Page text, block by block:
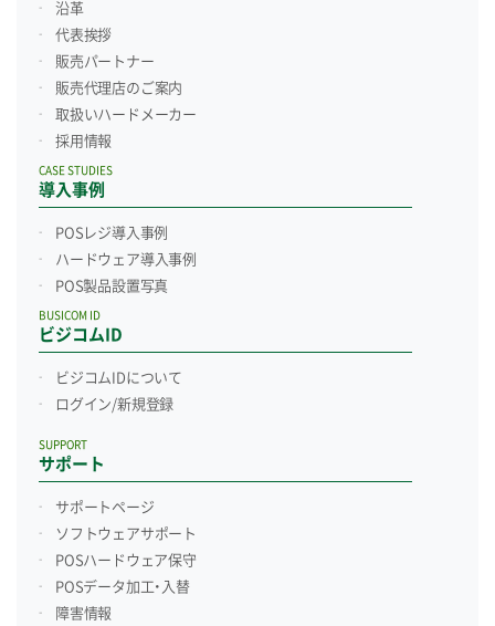
沿革
代表挨拶
販売パートナー
販売代理店のご案内
取扱いハードメーカー
採用情報
導入事例
CASE STUDIES
POSレジ導入事例
ハードウェア導入事例
POS製品設置写真
ビジコムID
BUSICOM ID
ビジコムIDについて
ログイン/新規登録
サポート
SUPPORT
サポートページ
ソフトウェアサポート
POSハードウェア保守
POSデータ加工・入替
障害情報